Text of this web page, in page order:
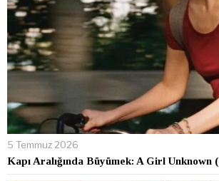
5 Temmuz 2026
Kapı Aralığında Büyümek: A Girl Unknown